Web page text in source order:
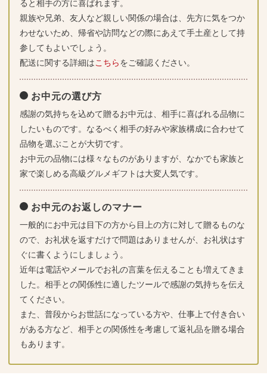
ると相手の方に喜ばれます。
親族や兄弟、友人など親しい関係の場合は、先方に気をつか
わせないため、帰省や訪問などの際にあえて手土産として持
参してもよいでしょう。
配送に関する詳細はこちらをご確認ください。
お中元の選び方
感謝の気持ちを込めて贈るお中元は、相手に喜ばれる品物に
したいものです。なるべく相手の好みや家族構成に合わせて
品物を選ぶことが大切です。
お中元の品物には様々なものがありますが、なかでも家族と
家で楽しめる高級グルメギフトは大変人気です。
お中元のお返しのマナー
一般的にお中元は目下の方から目上の方に対して贈るものな
ので、お礼状を返すだけで問題はありませんが、お礼状はす
ぐに書くようにしましょう。
近年は電話やメールでお礼の言葉を伝えることも増えてきま
した。相手との関係性に適したツールで感謝の気持ちを伝え
てください。
また、普段からお世話になっている方や、仕事上で付き合い
がある方など、相手との関係性を考慮して返礼品を贈る場合
もあります。